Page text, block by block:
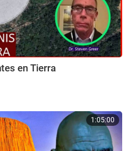
en Tierra
1:05:00